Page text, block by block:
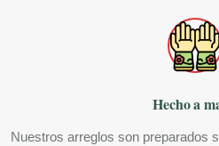
Hecho a
Nuestros arreglos son preparados